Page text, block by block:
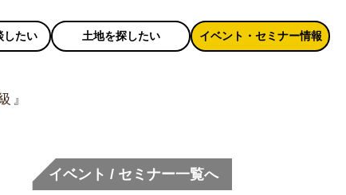
したい 土地を探したい イベント・セミナー情報
』
イベント / セミナー一覧へ